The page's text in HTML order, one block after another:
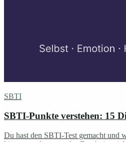
SBTI
SBTI-Punkte verstehen: 15
Du hast den SBTI-Test gemacht und